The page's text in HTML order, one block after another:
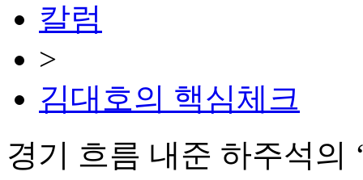
칼럼
>
김대호의 핵심체크
경기 흐름 내준 하주석의